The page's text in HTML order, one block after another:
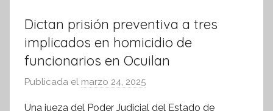
Dictan prisión preventiva a tres
implicados en homicidio de
funcionarios en Ocuilan
Publicada el marzo 24, 2025
Una jueza del Poder Judicial del Estado de